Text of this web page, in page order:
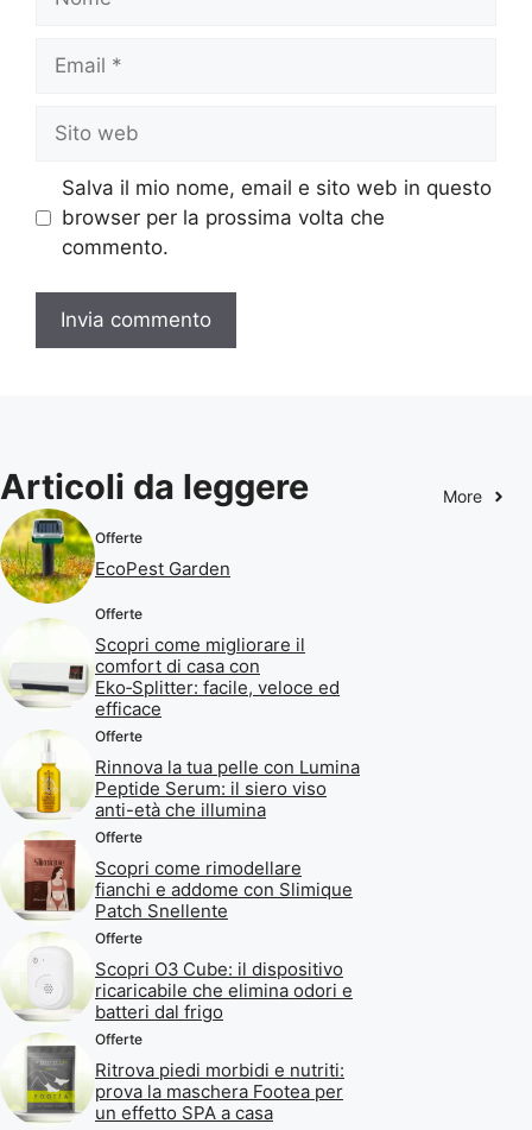
web
Salva il mio nome, email e sito web in questo
browser per la prossima volta che
commento.
Articoli da leggere More
Offerte
EcoPest Garden
Offerte
Scopri come migliorare il
comfort di casa con
Eko‑Splitter: facile, veloce ed
efficace
Offerte
Rinnova la tua pelle con Lumina
Peptide Serum: il siero viso
anti-età che illumina
Offerte
Scopri come rimodellare
fianchi e addome con Slimique
Patch Snellente
Offerte
Scopri O3 Cube: il dispositivo
ricaricabile che elimina odori e
batteri dal frigo
Offerte
Ritrova piedi morbidi e nutriti:
prova la maschera Footea per
un effetto SPA a casa